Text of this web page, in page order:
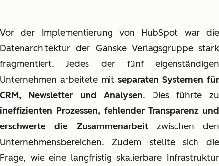
Vor der Implementierung von HubSpot war die
Datenarchitektur der Ganske Verlagsgruppe stark
fragmentiert. Jedes der fünf eigenständigen
Unternehmen arbeitete mit separaten Systemen für
CRM, Newsletter und Analysen. Dies führte zu
ineffizienten Prozessen, fehlender Transparenz und
erschwerte die Zusammenarbeitzwischen den
Unternehmensbereichen. Zudem stellte sich die
Frage, wie eine langfristig skalierbare Infrastruktur